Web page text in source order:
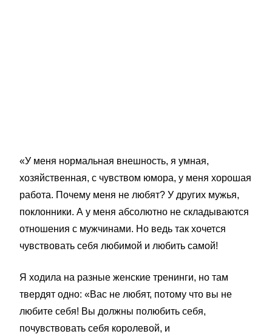
«У меня нормальная внешность, я умная,
хозяйственная, с чувством юмора, у меня хорошая
работа. Почему меня не любят? У других мужья,
поклонники. А у меня абсолютно не складываются
отношения с мужчинами. Но ведь так хочется
чувствовать себя любимой и любить самой!
Я ходила на разные женские тренинги, но там
твердят одно: «Вас не любят, потому что вы не
любите себя! Вы должны полюбить себя,
почувствовать себя королевой, и